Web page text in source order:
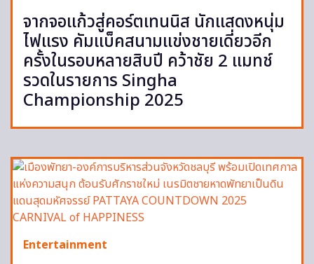
จากจอแก้วสู่คอร์ตเทนนิส นักแสดงหนุ่ม
ไฟแรง คัมแบ็คสนามแข่งชายเดี่ยวอีก
ครั้งในรอบหลายสิบปี คว้าชัย 2 แมทช์
รวดในรายการ Singha
Championship 2025
Entertainment